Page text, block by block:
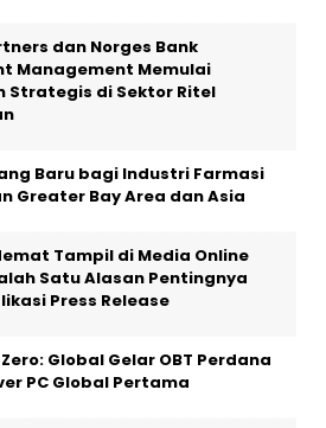
dan Norges Bank
Management Memulai
Strategis di Sektor Ritel
Baru bagi Industri Farmasi
Greater Bay Area dan Asia
Tampil di Media Online
Satu Alasan Pentingnya
Press Release
Global Gelar OBT Perdana
PC Global Pertama